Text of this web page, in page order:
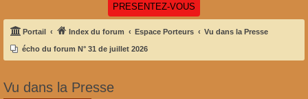
PRESENTEZ-VOUS
Portail Index du forum Espace Porteurs Vu dans la Presse
écho du forum N° 31 de juillet 2026
Vu dans la Presse